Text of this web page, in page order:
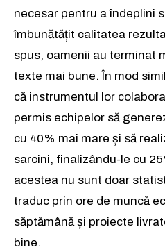
necesar pentru a îndeplini
îmbunătățit calitatea
spus, oamenii au terminat
texte mai bune. În mod
că instrumentul lor
permis echipelor să
cu 40% mai mare și să
sarcini, finalizându-le cu
acestea nu sunt doar
traduc prin ore de muncă
săptămână și proiecte
bine.